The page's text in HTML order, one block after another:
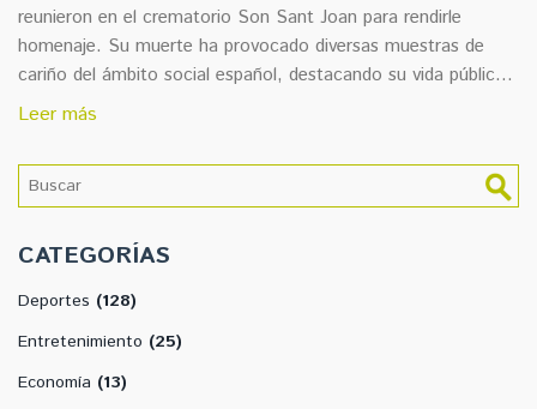
reunieron en el crematorio Son Sant Joan para rendirle
homenaje. Su muerte ha provocado diversas muestras de
cariño del ámbito social español, destacando su vida pública y
su relación con la familia real española.
Leer más
CATEGORÍAS
Deportes (128)
Entretenimiento (25)
Economía (13)